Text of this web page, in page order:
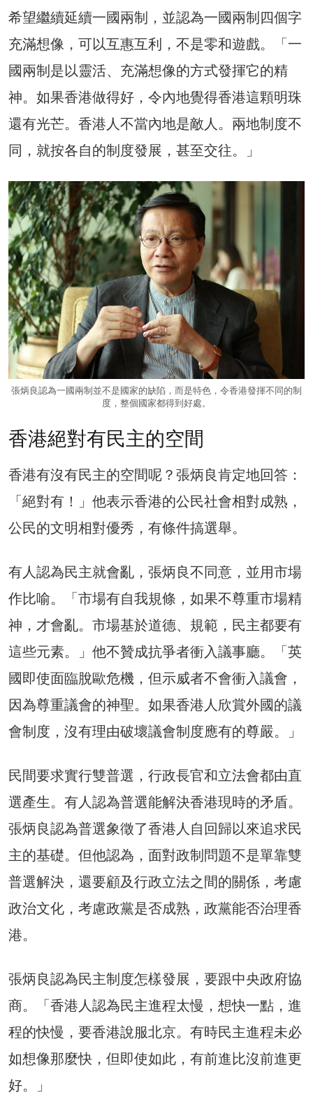
希望繼續延續一國兩制，並認為一國兩制四個字
充滿想像，可以互惠互利，不是零和遊戲。「一
國兩制是以靈活、充滿想像的方式發揮它的精
神。如果香港做得好，令內地覺得香港這顆明珠
還有光芒。香港人不當內地是敵人。兩地制度不
同，就按各自的制度發展，甚至交往。」
張炳良認為一國兩制並不是國家的缺陷，而是特色，令香港發揮不同的制
度，整個國家都得到好處。
香港絕對有民主的空間
香港有沒有民主的空間呢？張炳良肯定地回答：
「絕對有！」他表示香港的公民社會相對成熟，
公民的文明相對優秀，有條件搞選舉。
有人認為民主就會亂，張炳良不同意，並用市場
作比喻。「市場有自我規條，如果不尊重市場精
神，才會亂。市場基於道德、規範，民主都要有
這些元素。」他不贊成抗爭者衝入議事廳。「英
國即使面臨脫歐危機，但示威者不會衝入議會，
因為尊重議會的神聖。如果香港人欣賞外國的議
會制度，沒有理由破壞議會制度應有的尊嚴。」
民間要求實行雙普選，行政長官和立法會都由直
選產生。有人認為普選能解決香港現時的矛盾。
張炳良認為普選象徵了香港人自回歸以來追求民
主的基礎。但他認為，面對政制問題不是單靠雙
普選解決，還要顧及行政立法之間的關係，考慮
政治文化，考慮政黨是否成熟，政黨能否治理香
港。
張炳良認為民主制度怎樣發展，要跟中央政府協
商。「香港人認為民主進程太慢，想快一點，進
程的快慢，要香港說服北京。有時民主進程未必
如想像那麼快，但即使如此，有前進比沒前進更
好。」